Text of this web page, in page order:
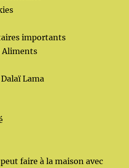
importants
Aliments
Lama
faire à la maison avec